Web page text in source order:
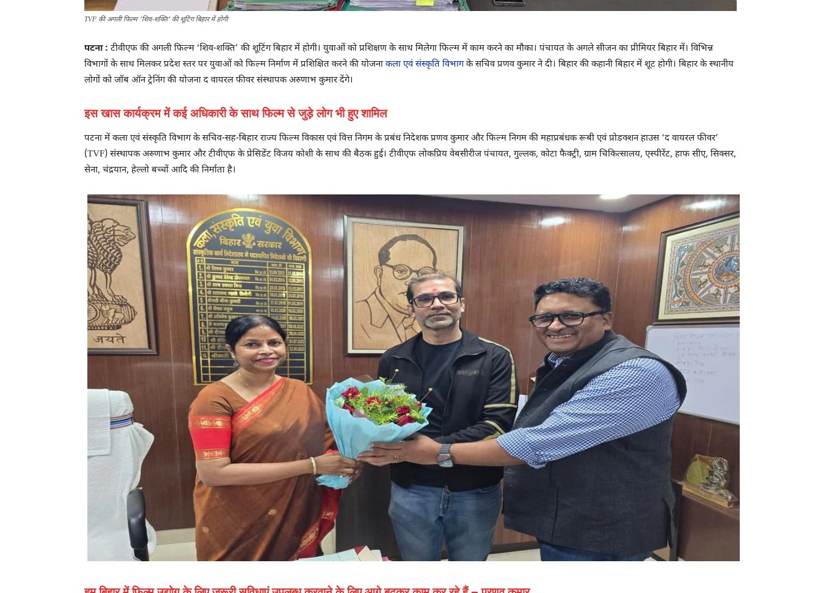
TVF की अगली फिल्म 'शिव-शक्ति' की शूटिंग बिहार में होगी
पटना : टीवीएफ की अगली फिल्म ‘शिव-शक्ति’ की शूटिंग बिहार में होगी। युवाओं को प्रशिक्षण के साथ मिलेगा फिल्म में काम करने का मौका। पंचायत के अगले सीजन का प्रीमियर बिहार में। विभिन्न
विभागों के साथ मिलकर प्रदेश स्तर पर युवाओं को फिल्म निर्माण में प्रशिक्षित करने की योजना कला एवं संस्कृति विभागके सचिव प्रणव कुमार ने दी। बिहार की कहानी बिहार में शूट होगी। बिहार के स्थानीय
लोगों को जॉब ऑन ट्रेनिंग की योजना द वायरल फीवर संस्थापक अरुणाभ कुमार देंगे।
इस खास कार्यक्रम में कई अधिकारी के साथ फिल्म से जुड़े लोग भी हुए शामिल
पटना में कला एवं संस्कृति विभाग के सचिव-सह-बिहार राज्य फिल्म विकास एवं वित्त निगम के प्रबंध निदेशक प्रणव कुमार और फिल्म निगम की महाप्रबंधक रूबी एवं प्रोडक्शन हाउस ‘द वायरल फीवर’
(TVF) संस्थापक अरुणाभ कुमार और टीवीएफ के प्रेसिडेंट विजय कोशी के साथ की बैठक हुई। टीवीएफ लोकप्रिय वेबसीरीज पंचायत, गुल्लक, कोटा फैक्ट्री, ग्राम चिकित्सालय, एस्पीरेंट, हाफ सीए, सिक्सर,
सेना, चंद्रयान, हेल्लो बच्चों आदि की निर्माता है।